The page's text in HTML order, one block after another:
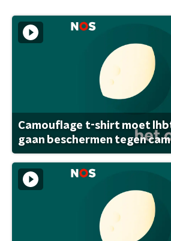
Camouflage t-shirt moet
gaan beschermen tegen